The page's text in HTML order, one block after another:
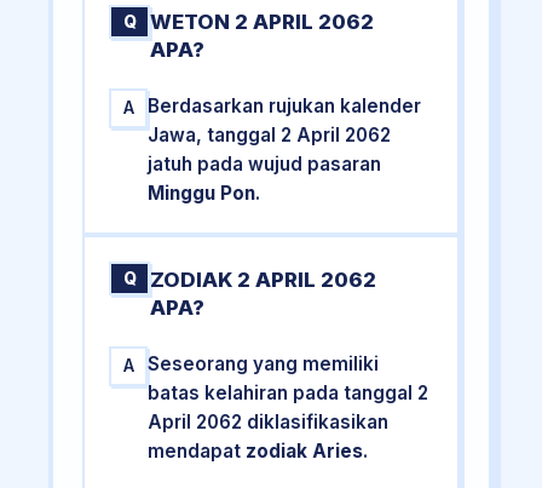
Q
WETON 2 APRIL 2062
APA?
A
Berdasarkan rujukan kalender
Jawa, tanggal 2 April 2062
jatuh pada wujud pasaran
Minggu Pon.
Q
ZODIAK 2 APRIL 2062
APA?
A
Seseorang yang memiliki
batas kelahiran pada tanggal 2
April 2062 diklasifikasikan
mendapat zodiak Aries.